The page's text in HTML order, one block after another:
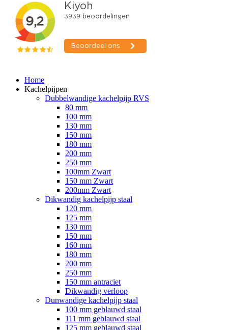
Home
Kachelpijpen
Dubbelwandige kachelpijp RVS
80 mm
100 mm
130 mm
150 mm
180 mm
200 mm
250 mm
100mm Zwart
150 mm Zwart
200mm Zwart
Dikwandig kachelpijp staal
120 mm
125 mm
130 mm
150 mm
160 mm
180 mm
200 mm
250 mm
150 mm antraciet
Dikwandig verloop
Dunwandige kachelpijp staal
100 mm geblauwd staal
111 mm geblauwd staal
125 mm geblauwd staal